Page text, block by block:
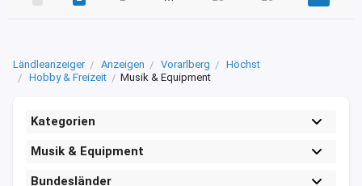
Ländleanzeiger Anzeigen Vorarlberg
Höchst
Hobby & Freizeit
Musik & Equipment
Kategorien
Musik & Equipment
Bundesländer